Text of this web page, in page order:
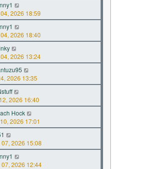
2026 18:59
2026 18:40
2026 13:24
2026 13:35
2026 16:40
Hock
2026 17:01
07, 2026 15:08
07, 2026 12:44